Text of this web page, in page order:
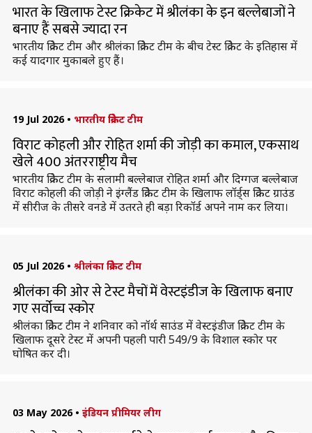
भारत के खिलाफ टेस्ट क्रिकेट में श्रीलंका के इन बल्लेबाजों ने
बनाए हैं सबसे ज्यादा रन
भारतीय क्रिकेट टीम और श्रीलंका क्रिकेट टीम के बीच टेस्ट क्रिकेट के इतिहास में
कई यादगार मुकाबले हुए हैं।
19 Jul 2026 • भारतीय क्रिकेट टीम
विराट कोहली और रोहित शर्मा की जोड़ी का कमाल, एकसाथ
खेले 400 अंतरराष्ट्रीय मैच
भारतीय क्रिकेट टीम के सलामी बल्लेबाज रोहित शर्मा और दिग्गज बल्लेबाज
विराट कोहली की जोड़ी ने इंग्लैंड क्रिकेट टीम के खिलाफ लॉर्ड्स क्रिकेट ग्राउंड
में सीरीज के तीसरे वनडे में उतरते ही बड़ा रिकॉर्ड अपने नाम कर लिया।
05 Jul 2026 • श्रीलंका क्रिकेट टीम
श्रीलंका की ओर से टेस्ट मैचों में वेस्टइंडीज के खिलाफ बनाए
गए सर्वोच्च स्कोर
श्रीलंका क्रिकेट टीम ने शनिवार को नॉर्थ साउंड में वेस्टइंडीज क्रिकेट टीम के
खिलाफ दूसरे टेस्ट में अपनी पहली पारी 549/9 के विशाल स्कोर पर
घोषित कर दी।
03 May 2026 • इंडियन प्रीमियर लीग